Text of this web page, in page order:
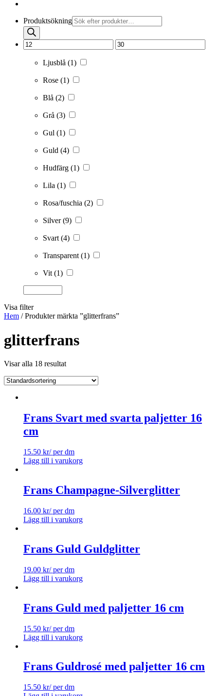
Produktsökning
Ljusblå (1)
Rose (1)
Blå (2)
Grå (3)
Gul (1)
Guld (4)
Hudfärg (1)
Lila (1)
Rosa/fuschia (2)
Silver(9)
Svart(4)
Transparent(1)
Vit(1)
Visa filter
Hem / Produkter märkta ”glitterfrans”
glitterfrans
Visar alla 18 resultat
Frans Svart med svarta paljetter 16
cm
15.50 kr/ per dm
Lägg till i varukorg
Frans Champagne-Silverglitter
16.00 kr/ per dm
Lägg till i varukorg
Frans Guld Guldglitter
19.00 kr/ per dm
Lägg till i varukorg
Frans Guld med paljetter 16 cm
15.50 kr/ per dm
Lägg till i varukorg
Frans Guldrosé med paljetter 16 cm
15.50 kr/ per dm